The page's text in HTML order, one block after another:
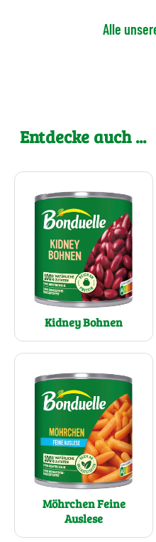
Alle
Entdecke auch ...
Kidney Bohnen
Möhrchen Feine
Auslese